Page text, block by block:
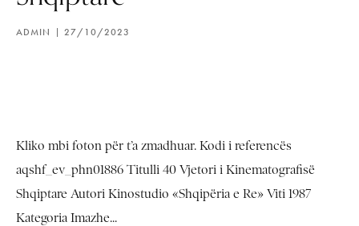
ADMIN 27/10/2023
Kliko mbi foton për t’a zmadhuar. Kodi i referencës
aqshf_ev_phn01886 Titulli 40 Vjetori i Kinematografisë
Shqiptare Autori Kinostudio «Shqipëria e Re» Viti 1987
Kategoria Imazhe...